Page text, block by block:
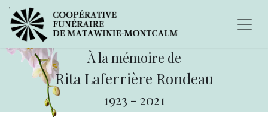
À la mémoire de
Rita Laferrière Rondeau
1923 - 2021